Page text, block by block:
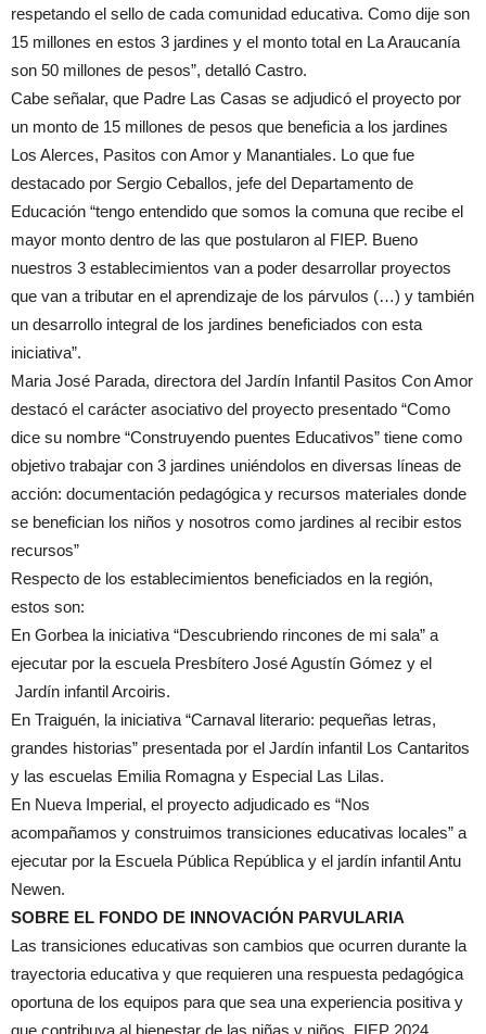
respetando el sello de cada comunidad educativa. Como dije son
15 millones en estos 3 jardines y el monto total en La Araucanía
son 50 millones de pesos”, detalló Castro.
Cabe señalar, que Padre Las Casas se adjudicó el proyecto por
un monto de 15 millones de pesos que beneficia a los jardines
Los Alerces, Pasitos con Amor y Manantiales. Lo que fue
destacado por Sergio Ceballos, jefe del Departamento de
Educación “tengo entendido que somos la comuna que recibe el
mayor monto dentro de las que postularon al FIEP. Bueno
nuestros 3 establecimientos van a poder desarrollar proyectos
que van a tributar en el aprendizaje de los párvulos (…) y también
un desarrollo integral de los jardines beneficiados con esta
iniciativa”.
Maria José Parada, directora del Jardín Infantil Pasitos Con Amor
destacó el carácter asociativo del proyecto presentado “Como
dice su nombre “Construyendo puentes Educativos” tiene como
objetivo trabajar con 3 jardines uniéndolos en diversas líneas de
acción: documentación pedagógica y recursos materiales donde
se benefician los niños y nosotros como jardines al recibir estos
recursos”
Respecto de los establecimientos beneficiados en la región,
estos son:
En Gorbea la iniciativa “Descubriendo rincones de mi sala” a
ejecutar por la escuela Presbítero José Agustín Gómez y el
Jardín infantil Arcoiris.
En Traiguén, la iniciativa “Carnaval literario: pequeñas letras,
grandes historias” presentada por el Jardín infantil Los Cantaritos
y las escuelas Emilia Romagna y Especial Las Lilas.
En Nueva Imperial, el proyecto adjudicado es “Nos
acompañamos y construimos transiciones educativas locales” a
ejecutar por la Escuela Pública República y el jardín infantil Antu
Newen.
SOBRE EL FONDO DE INNOVACIÓN PARVULARIA
Las transiciones educativas son cambios que ocurren durante la
trayectoria educativa y que requieren una respuesta pedagógica
oportuna de los equipos para que sea una experiencia positiva y
que contribuya al bienestar de las niñas y niños. FIEP 2024